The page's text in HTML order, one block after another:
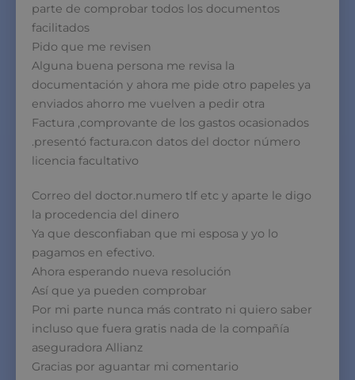
parte de comprobar todos los documentos
facilitados
Pido que me revisen
Alguna buena persona me revisa la
documentación y ahora me pide otro papeles ya
enviados ahorro me vuelven a pedir otra
Factura ,comprovante de los gastos ocasionados
.presentó factura.con datos del doctor número
licencia facultativo
Correo del doctor.numero tlf etc y aparte le digo
la procedencia del dinero
Ya que desconfiaban que mi esposa y yo lo
pagamos en efectivo.
Ahora esperando nueva resolución
Así que ya pueden comprobar
Por mi parte nunca más contrato ni quiero saber
incluso que fuera gratis nada de la compañía
aseguradora Allianz
Gracias por aguantar mi comentario